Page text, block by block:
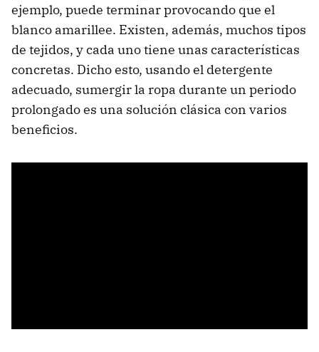
ejemplo, puede terminar provocando que el
blanco amarillee. Existen, además, muchos tipos
de tejidos, y cada uno tiene unas características
concretas. Dicho esto, usando el detergente
adecuado, sumergir la ropa durante un periodo
prolongado es una solución clásica con varios
beneficios.